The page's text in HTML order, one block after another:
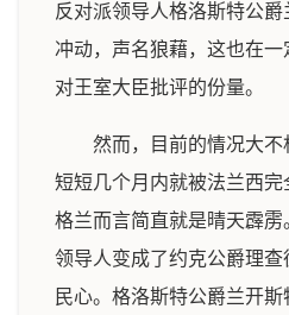
反对派领导人格洛斯特公
冲动，声名狼藉，这也在
对王室大臣批评的份量。
然而，目前的情况大
短短几个月内就被法兰西
格兰而言简直就是晴天霹
领导人变成了约克公爵理
民心。格洛斯特公爵兰开